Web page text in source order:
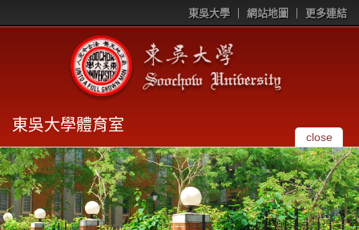
東吳大學 網站地圖 更多連結
東吳大學體育室
close